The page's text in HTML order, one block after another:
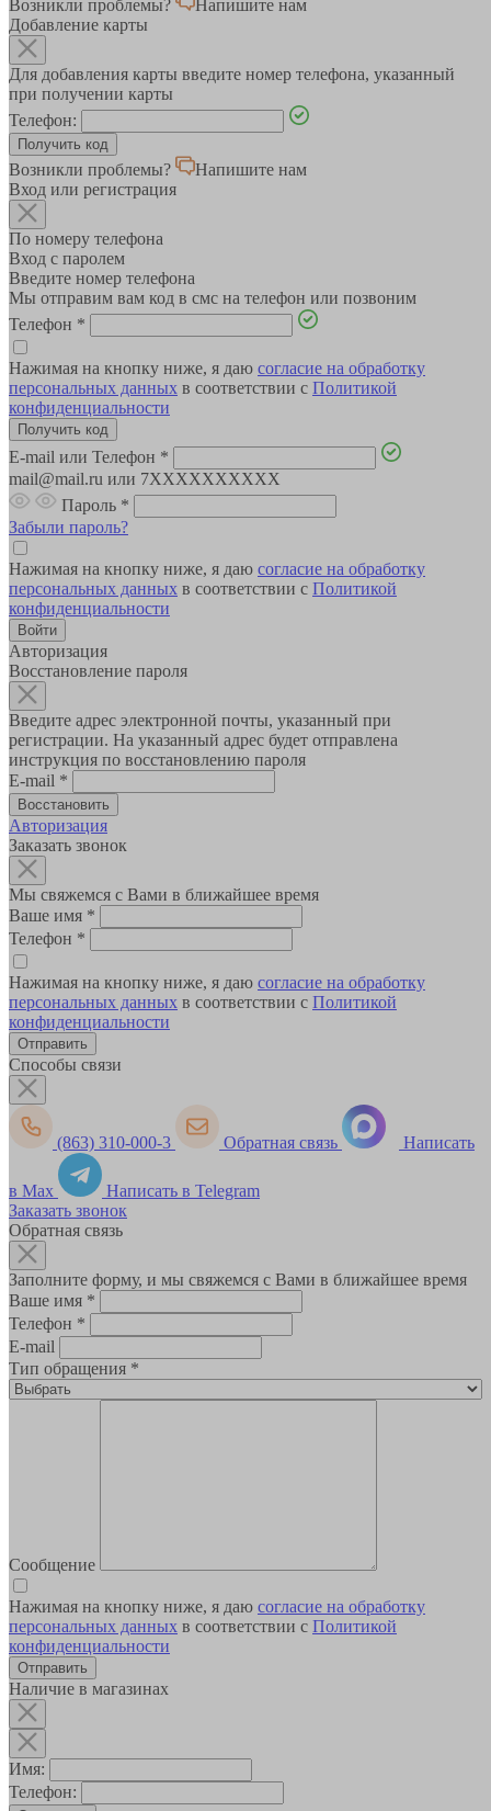
Возникли проблемы?
Напишите нам
Добавление карты
Для добавления карты введите номер телефона, указанный
при получении карты
Телефон:
Возникли проблемы?
Напишите нам
Вход или регистрация
По номеру телефона
Вход с паролем
Введите номер телефона
Мы отправим вам код в смс на телефон или позвоним
Телефон *
Нажимая на кнопку ниже, я даю согласие на обработку
персональных данных в соответствии с Политикой
конфиденциальности
E-mail или Телефон *
mail@mail.ru или 7XXXXXXXXXX
Пароль *
Забыли пароль?
Нажимая на кнопку ниже, я даю согласие на обработку
персональных данных в соответствии с Политикой
конфиденциальности
Авторизация
Восстановление пароля
Введите адрес электронной почты, указанный при
регистрации. На указанный адрес будет отправлена
инструкция по восстановлению пароля
E-mail *
Авторизация
Заказать звонок
Мы свяжемся с Вами в ближайшее время
Ваше имя *
Телефон *
Нажимая на кнопку ниже, я даю согласие на обработку
персональных данных в соответствии с Политикой
конфиденциальности
Способы связи
(863) 310-000-3 Обратная связь Написать
в Max
Написать в Telegram
Заказать звонок
Обратная связь
Заполните форму, и мы свяжемся с Вами в ближайшее время
Ваше имя *
Телефон *
E-mail
Тип обращения *
Сообщение
Нажимая на кнопку ниже, я даю согласие на обработку
персональных данных в соответствии с Политикой
конфиденциальности
Наличие в магазинах
Имя:
Телефон: